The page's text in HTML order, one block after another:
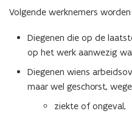
Volgende werknemers
Diegenen die op de
op het werk aanwezig
Diegenen wiens
maar wel geschorst,
ziekte of ongeval,